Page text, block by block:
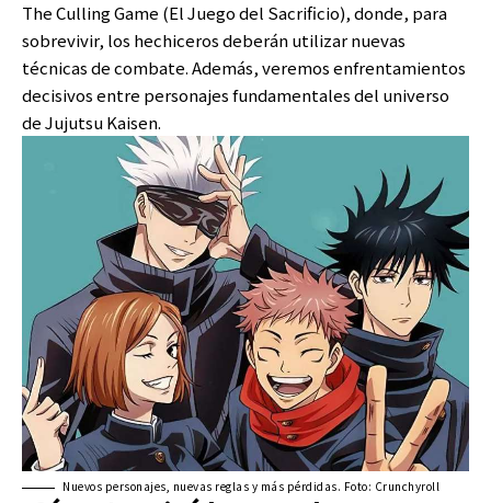
The Culling Game (El Juego del Sacrificio), donde, para
sobrevivir, los hechiceros deberán utilizar nuevas
técnicas de combate. Además, veremos enfrentamientos
decisivos entre personajes fundamentales del universo
de Jujutsu Kaisen.
Nuevos personajes, nuevas reglas y más pérdidas. Foto: Crunchyroll